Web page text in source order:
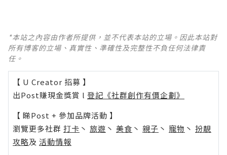
*本站之內容由作者所提供，並不代表本站的立場。因此本站對
所有博客的立場、真實性、準確性及完整性不負任何法律責
任。
【 U Creator 招募 】
出Post賺現金獎賞 l 登記《社群創作有價企劃》
【 睇Post + 參加品牌活動 】
瀏覽更多社群 打卡 丶 旅遊 丶 美食 丶 親子 丶 寵物 丶 扮靚
攻略及 活動情報